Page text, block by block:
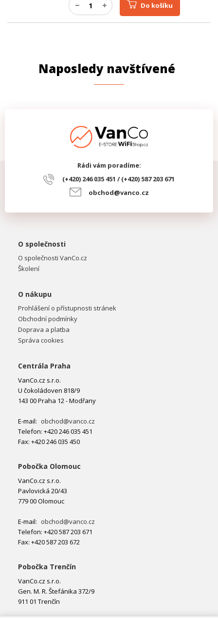
Do košíku
Naposledy navštívené
Rádi vám poradíme:
(+420) 246 035 451 / (+420) 587 203 671
obchod@vanco.cz
O společnosti
O společnosti VanCo.cz
Školení
O nákupu
Prohlášení o přístupnosti stránek
Obchodní podmínky
Doprava a platba
Správa cookies
Centrála Praha
VanCo.cz s.r.o.
U čokoládoven 818/9
143 00 Praha 12 - Modřany
E-mail: obchod@vanco.cz
Telefon: +420 246 035 451
Fax: +420 246 035 450
Pobočka Olomouc
VanCo.cz s.r.o.
Pavlovická 20/43
779 00 Olomouc
E-mail: obchod@vanco.cz
Telefon: +420 587 203 671
Fax: +420 587 203 672
Pobočka Trenčín
VanCo.cz s.r.o.
Gen. M. R. Štefánika 372/9
911 01 Trenčín